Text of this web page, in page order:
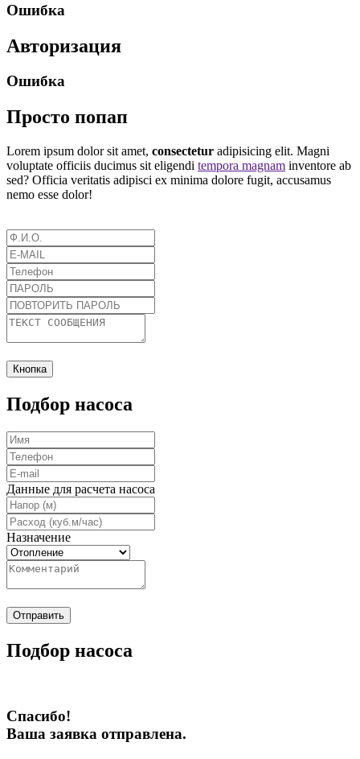
Ошибка
Авторизация
Ошибка
Просто попап
Lorem ipsum dolor sit amet, consectetur adipisicing elit. Magni
voluptate officiis ducimus sit eligendi tempora magnam inventore ab
sed? Officia veritatis adipisci ex minima dolore fugit, accusamus
nemo esse dolor!
Кнопка
Подбор насоса
Данные для расчета насоса
Назначение
Отправить
Подбор насоса
Спасибо!
Ваша заявка отправлена.